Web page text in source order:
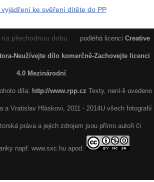
ke svěření dítěte do PP
přechodnou dobu podléhá licenci Creative
Neužívejte dílo komerčně-Zachovejte licenci
4.0 Mezinárodní.
díla: http://www.rpp.cz Texty, není-li uvedeno
a Vratislav Hláskovi, 2011 - 2014U všech fotografií
práva a jejich zdrojem jsou přímo autoři či
např. www.sxc.hu apod.